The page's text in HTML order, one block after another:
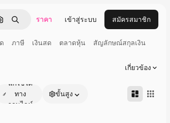
นหาตามรูปภาพ
ค้นหา ราคา เข้าสู่ระบบ สมัครสมาชิก
ภาษี เงินสด ตลาดหุ้น สัญลักษณ์สกุลเงิน
เกี่ยวข้อง
แก้ไขได้
ทาง
ออนไลน์
ขั้นสูง